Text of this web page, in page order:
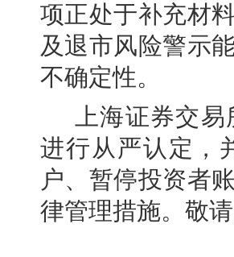
项正处于补充材
及退市风险警示
不确定性。
上海证券交
进行从严认定，
户、暂停投资者
律管理措施。敬